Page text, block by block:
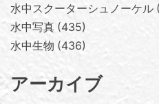
水中スクーターシュノーケル
水中写真 435
水中生物 436
アーカイブ